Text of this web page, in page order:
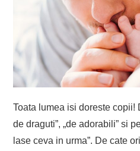
Toata lumea isi doreste copii!
de draguti”, „de adorabili” si
lase ceva in urma”. De cate